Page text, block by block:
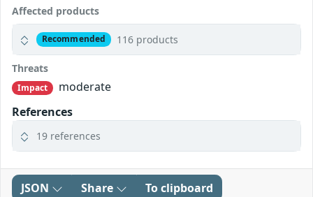
Affected products
Recommended 116 products
Threats
Impact
moderate
References
19 references
JSON Share To clipboard